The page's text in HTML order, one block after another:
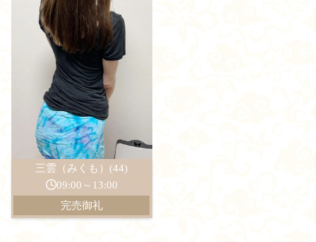
三雲（みくも）(44)
09:00～13:00
完売御礼